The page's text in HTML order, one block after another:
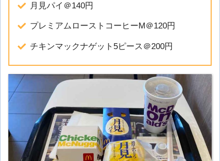
月見パイ＠140円
プレミアムローストコーヒーM＠120円
チキンマックナゲット5ピース＠200円